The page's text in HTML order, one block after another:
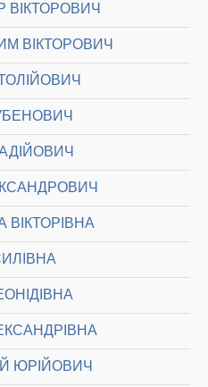
ВІКТОРОВИЧ
ЮРІЙОВИЧ